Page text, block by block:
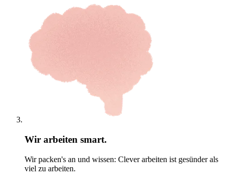
Wir arbeiten smart.
Wir packen's an und wissen: Clever arbeiten ist gesünder als
viel zu arbeiten.